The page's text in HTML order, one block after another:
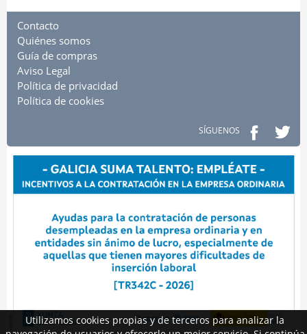
Contacto
Quiénes somos
Guía de compras
Aviso Legal
Política de privacidad
Política de cookies
SÍGUENOS
Utilizamos cookies propias y de terceros para analizar la